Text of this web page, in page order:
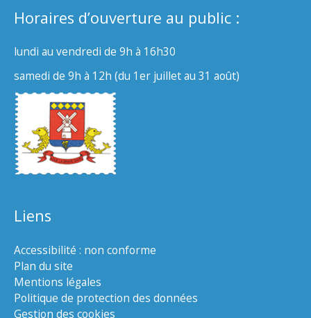
Horaires d’ouverture au public :
lundi au vendredi de 9h à 16h30
samedi de 9h à 12h (du 1er juillet au 31 août)
Liens
Accessibilité : non conforme
Plan du site
Mentions légales
Politique de protection des données
Gestion des cookies